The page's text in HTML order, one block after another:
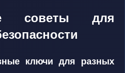
советы для
ключи для разных